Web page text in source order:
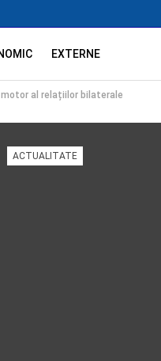
EXTERNE
al relațiilor bilaterale
ACTUALITATE